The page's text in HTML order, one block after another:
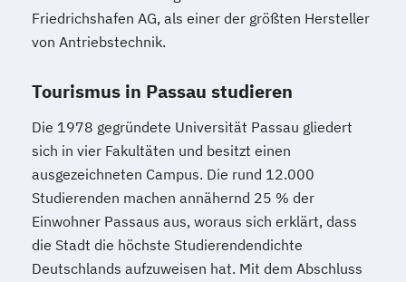
Friedrichshafen AG, als einer der größten Hersteller
von Antriebstechnik.
Tourismus in Passau studieren
Die 1978 gegründete Universität Passau gliedert
sich in vier Fakultäten und besitzt einen
ausgezeichneten Campus. Die rund 12.000
Studierenden machen annähernd 25 % der
Einwohner Passaus aus, woraus sich erklärt, dass
die Stadt die höchste Studierendendichte
Deutschlands aufzuweisen hat. Mit dem Abschluss